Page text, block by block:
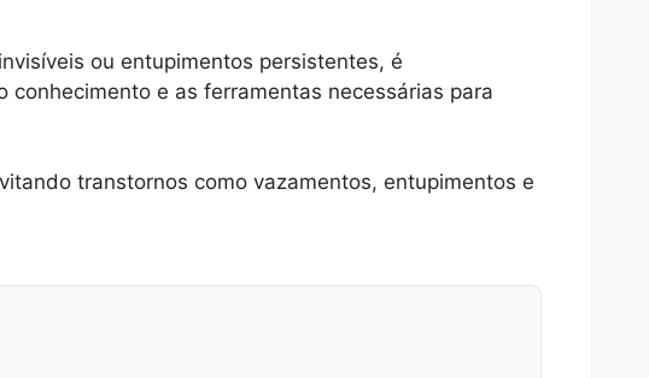
ou entupimentos persistentes, é
e as ferramentas necessárias para
transtornos como vazamentos, entupimentos e